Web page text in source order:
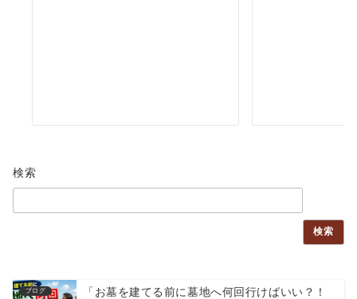
検索
検索
ブログ
「お墓を建てる前に墓地へ何回行けばいい？！